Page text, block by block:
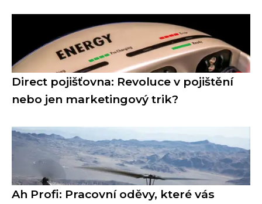
Direct pojišťovna: Revoluce v pojištění
nebo jen marketingový trik?
Ah Profi: Pracovní oděvy, které vás